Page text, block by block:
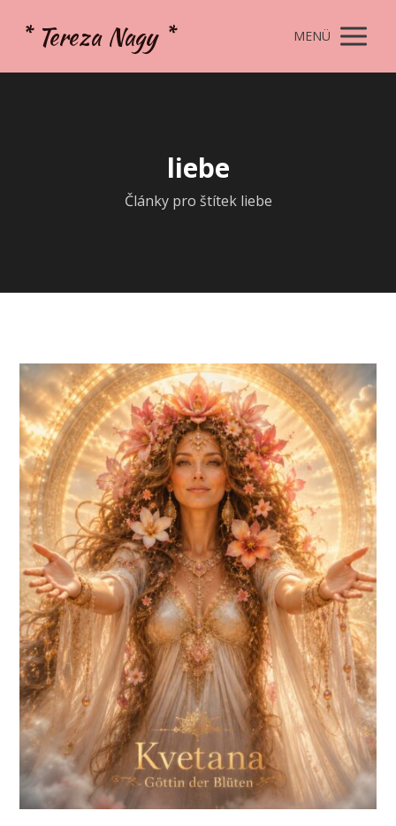
* Tereza Nagy * MENÜ
liebe
Články pro štítek liebe